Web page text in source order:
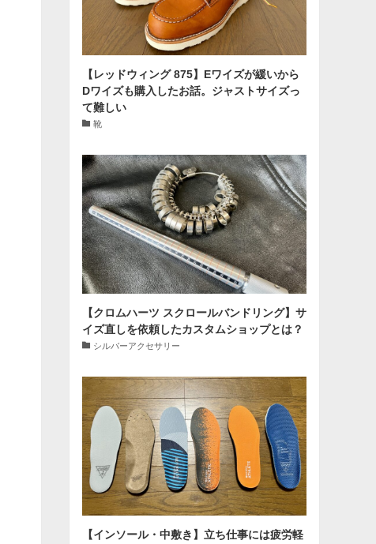
【レッドウィング 875】Eワイズが緩いから
Dワイズも購入したお話。ジャストサイズっ
て難しい
靴
【クロムハーツ スクロールバンドリング】サ
イズ直しを依頼したカスタムショップとは？
シルバーアクセサリー
【インソール・中敷き】立ち仕事には疲労軽